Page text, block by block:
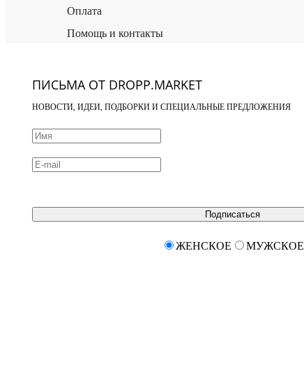
Оплата
Помощь и контакты
ПИСЬМА ОТ DROPP.MARKET
НОВОСТИ, ИДЕИ, ПОДБОРКИ И СПЕЦИАЛЬНЫЕ ПРЕДЛОЖЕНИЯ
Подписаться
ЖЕНСКОЕ МУЖСКОЕ